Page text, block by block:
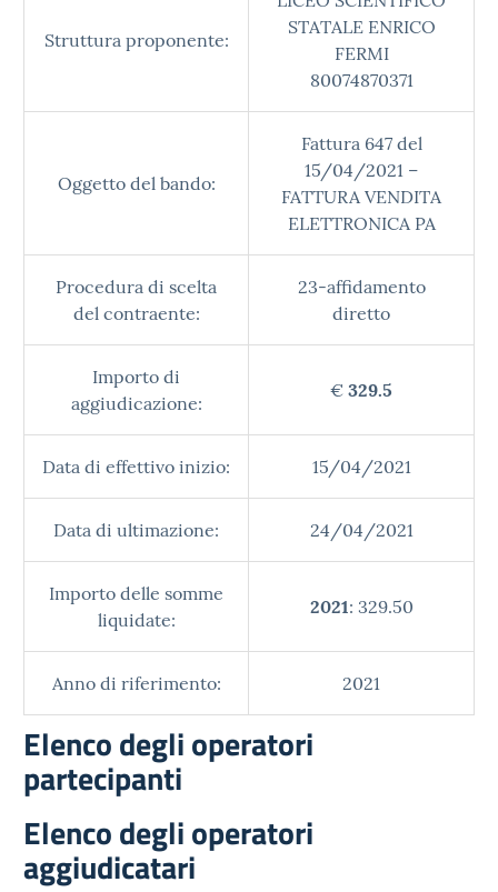
Struttura proponente:
STATALE ENRICO
FERMI
80074870371
Oggetto del bando:
Fattura 647 del
15/04/2021 –
FATTURA VENDITA
ELETTRONICA PA
Procedura di scelta
del contraente:
23-affidamento
diretto
Importo di
aggiudicazione:
€ 329.5
Data di effettivo inizio: 15/04/2021
Data di ultimazione: 24/04/2021
Importo delle somme
liquidate:
2021: 329.50
Anno di riferimento: 2021
Elenco degli operatori
partecipanti
Elenco degli operatori
aggiudicatari